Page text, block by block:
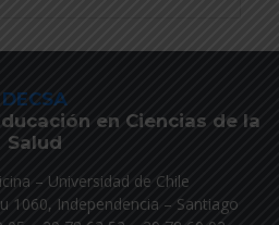
DECSA
en Ciencias de la
Salud
– Universidad de Chile
1060, Independencia – Santiago